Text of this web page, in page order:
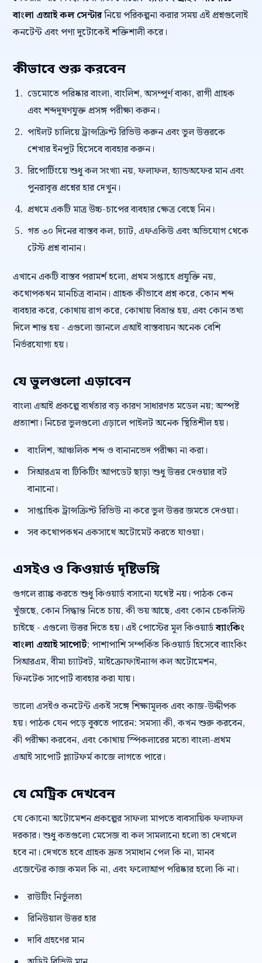
বাংলা এআই কল সেন্টারনিয়ে পরিকল্পনা করার সময় এই প্রশ্নগুলোই
কনটেন্ট এবং পণ্য দুটোকেই শক্তিশালী করে।
কীভাবে শুরু করবেন
ডেমোতে পরিষ্কার বাংলা, বাংলিশ, অসম্পূর্ণ বাক্য, রাগী গ্রাহক
এবং শব্দদূষণযুক্ত প্রসঙ্গ পরীক্ষা করুন।
পাইলট চালিয়ে ট্রান্সক্রিপ্ট রিভিউ করুন এবং ভুল উত্তরকে
শেখার ইনপুট হিসেবে ব্যবহার করুন।
রিপোর্টিংয়ে শুধু কল সংখ্যা নয়, ফলাফল, হ্যান্ডঅফের মান এবং
পুনরাবৃত্ত প্রশ্নের হার দেখুন।
প্রথমে একটি মাত্র উচ্চ-চাপের ব্যবহার ক্ষেত্র বেছে নিন।
গত ৩০ দিনের বাস্তব কল, চ্যাট, এফএকিউ এবং অভিযোগ থেকে
টেস্ট প্রশ্ন বানান।
এখানে একটি বাস্তব পরামর্শ হলো, প্রথম সপ্তাহে প্রযুক্তি নয়,
কথোপকথন মানচিত্র বানান। গ্রাহক কীভাবে প্রশ্ন করে, কোন শব্দ
ব্যবহার করে, কোথায় রাগ করে, কোথায় বিভ্রান্ত হয়, এবং কোন তথ্য
দিলে শান্ত হয় - এগুলো জানলে এআই বাস্তবায়ন অনেক বেশি
নির্ভরযোগ্য হয়।
যে ভুলগুলো এড়াবেন
বাংলা এআই প্রকল্পে ব্যর্থতার বড় কারণ সাধারণত মডেল নয়; অস্পষ্ট
প্রত্যাশা। নিচের ভুলগুলো এড়ালে পাইলট অনেক স্থিতিশীল হয়।
বাংলিশ, আঞ্চলিক শব্দ ও বানানভেদ পরীক্ষা না করা।
সিআরএম বা টিকিটিং আপডেট ছাড়া শুধু উত্তর দেওয়ার বট
বানানো।
সাপ্তাহিক ট্রান্সক্রিপ্ট রিভিউ না করে ভুল উত্তর জমতে দেওয়া।
সব কথোপকথন একসাথে অটোমেট করতে যাওয়া।
এসইও ও কিওয়ার্ড দৃষ্টিভঙ্গি
গুগলে র‍্যাঙ্ক করতে শুধু কিওয়ার্ড বসানো যথেষ্ট নয়। পাঠক কেন
খুঁজছে, কোন সিদ্ধান্ত নিতে চায়, কী ভয় আছে, এবং কোন চেকলিস্ট
চাইছে - এগুলো উত্তর দিতে হয়। এই পোস্টের মূল কিওয়ার্ডব্যাংকিং
বাংলা এআই সাপোর্ট; পাশাপাশি সম্পর্কিত কিওয়ার্ড হিসেবে ব্যাংকিং
সিআরএম, বীমা চ্যাটবট, মাইক্রোফাইন্যান্স কল অটোমেশন,
ফিনটেক সাপোর্ট ব্যবহার করা যায়।
ভালো এসইও কনটেন্ট একই সঙ্গে শিক্ষামূলক এবং কাজ-উদ্দীপক
হয়। পাঠক যেন পড়ে বুঝতে পারেন: সমস্যা কী, কখন শুরু করবেন,
কী পরীক্ষা করবেন, এবং কোথায় স্পিকলারের মতো বাংলা-প্রথম
এআই সাপোর্ট প্ল্যাটফর্ম কাজে লাগতে পারে।
যে মেট্রিক দেখবেন
যে কোনো অটোমেশন প্রকল্পের সাফল্য মাপতে ব্যবসায়িক ফলাফল
দরকার। শুধু কতগুলো মেসেজ বা কল সামলানো হলো তা দেখলে
হবে না। দেখতে হবে গ্রাহক দ্রুত সমাধান পেল কি না, মানব
এজেন্টের কাজ কমল কি না, এবং ফলোআপ পরিষ্কার হলো কি না।
রাউটিং নির্ভুলতা
রিনিউয়াল উত্তর হার
দাবি গ্রহণের মান